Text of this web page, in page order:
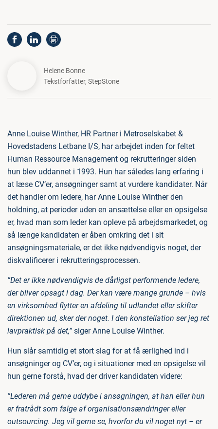
Helene Bonne
Tekstforfatter, StepStone
Anne Louise Winther, HR Partner i Metroselskabet &
Hovedstadens Letbane I/S, har arbejdet inden for feltet
Human Ressource Management og rekrutteringer siden
hun blev uddannet i 1993. Hun har således lang erfaring i
at læse CV’er, ansøgninger samt at vurdere kandidater. Når
det handler om ledere, har Anne Louise Winther den
holdning, at perioder uden en ansættelse eller en opsigelse
er, hvad man som leder kan opleve på arbejdsmarkedet, og
så længe kandidaten er åben omkring det i sit
ansøgningsmateriale, er det ikke nødvendigvis noget, der
diskvalificerer i rekrutteringsprocessen.
”Det er ikke nødvendigvis de dårligst performende ledere,
der bliver opsagt i dag. Der kan være mange grunde – hvis
en virksomhed flytter en afdeling til udlandet eller skifter
direktionen ud, sker der noget. I den konstellation ser jeg ret
lavpraktisk på det,”siger Anne Louise Winther.
Hun slår samtidig et stort slag for at få ærlighed ind i
ansøgninger og CV’er, og i situationer med en opsigelse vil
hun gerne forstå, hvad der driver kandidaten videre:
”Lederen må gerne uddybe i ansøgningen, at han eller hun
er fratrådt som følge af organisationsændringer eller
outsourcing. Jeg vil gerne se, hvorfor du vil noget nyt – er